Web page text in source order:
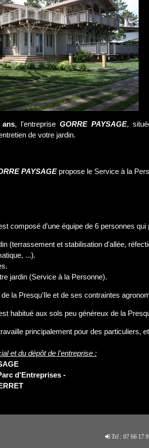
, l'entreprise GORRE PAYSAGE,
de votre jardin.
PAYSAGEpropose le Service à la
composé d'une équipe de 6 personnes
(terrassement et stabilisation d'allée,
...).
jardin (Service à la Personne).
la Presqu'Ile et de ses contraintes
habitué aux sols peu généreux de la
principalement pour des particuliers,
et du dépôt de l'entreprise :
d'Entreprises -
Tel : 07 66 17